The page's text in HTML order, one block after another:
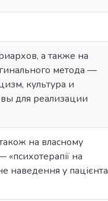
а также на
метода —
культура и
для реализации
також на власному
«психотерапії на
наведення у пацієнта